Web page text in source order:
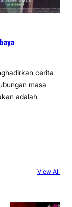
cerita
masa
adalah
View All